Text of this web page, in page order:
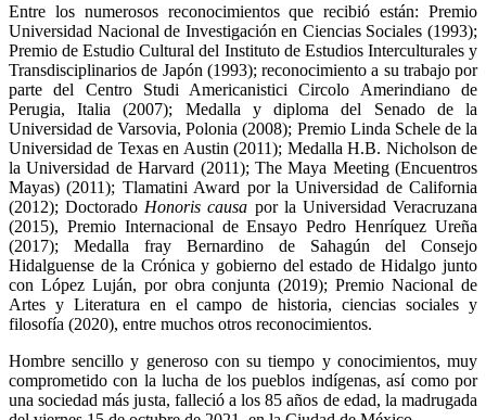
Entre los numerosos reconocimientos que recibió están: Premio
Universidad Nacional de Investigación en Ciencias Sociales (1993);
Premio de Estudio Cultural del Instituto de Estudios Interculturales y
Transdisciplinarios de Japón (1993); reconocimiento a su trabajo por
parte del Centro Studi Americanistici Circolo Amerindiano de
Perugia, Italia (2007); Medalla y diploma del Senado de la
Universidad de Varsovia, Polonia (2008); Premio Linda Schele de la
Universidad de Texas en Austin (2011); Medalla H.B. Nicholson de
la Universidad de Harvard (2011); The Maya Meeting (Encuentros
Mayas) (2011); Tlamatini Award por la Universidad de California
(2012); Doctorado Honoris causa por la Universidad Veracruzana
(2015), Premio Internacional de Ensayo Pedro Henríquez Ureña
(2017); Medalla fray Bernardino de Sahagún del Consejo
Hidalguense de la Crónica y gobierno del estado de Hidalgo junto
con López Luján, por obra conjunta (2019); Premio Nacional de
Artes y Literatura en el campo de historia, ciencias sociales y
filosofía (2020), entre muchos otros reconocimientos.
Hombre sencillo y generoso con su tiempo y conocimientos, muy
comprometido con la lucha de los pueblos indígenas, así como por
una sociedad más justa, falleció a los 85 años de edad, la madrugada